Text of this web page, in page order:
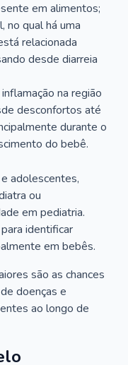
em alimentos;
no qual há uma
relacionada
desde diarreia
na região
desconfortos até
durante o
do bebê.
adolescentes,
ou
em pediatria.
identificar
em bebês.
são as chances
doenças e
ao longo de